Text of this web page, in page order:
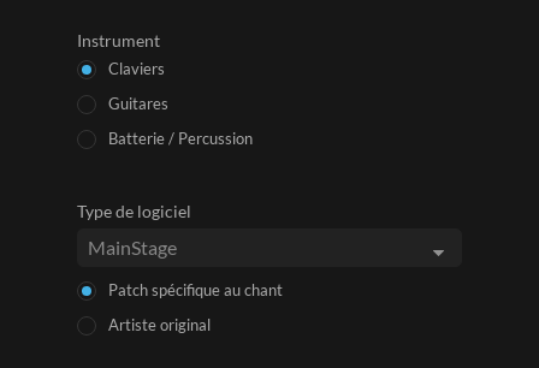
Instrument
Claviers
Guitares
Batterie / Percussion
Type de logiciel
Patch spécifique au chant
Artiste original